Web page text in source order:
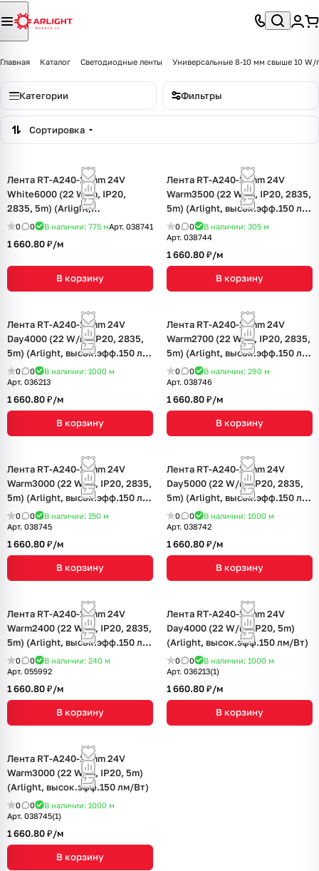
Главная Каталог Светодиодные ленты Универсальные 8-10 мм свыше 10 W/
Категории Фильтры
Сортировка
Лента RT-A240-10mm 24V
White6000 (22 W/m, IP20,
2835, 5m) (Arlight,
высок.эфф.150 лм/Вт)
0 0 В наличии: 775 мАрт. 038741
1 660.80 ₽/м
В корзину
Лента RT-A240-10mm 24V
Warm3500 (22 W/m, IP20, 2835,
5m) (Arlight, высок.эфф.150 лм/
Вт)
0 0 В наличии: 305 м
Арт. 038744
1 660.80 ₽/м
В корзину
Лента RT-A240-10mm 24V
Day4000 (22 W/m, IP20, 2835,
5m) (Arlight, высок.эфф.150 лм/
Вт)
0 0 В наличии: 1000 м
Арт. 036213
1 660.80 ₽/м
В корзину
Лента RT-A240-10mm 24V
Warm2700 (22 W/m, IP20, 2835,
5m) (Arlight, высок.эфф.150 лм/
Вт)
0 0 В наличии: 290 м
Арт. 038746
1 660.80 ₽/м
В корзину
Лента RT-A240-10mm 24V
Warm3000 (22 W/m, IP20, 2835,
5m) (Arlight, высок.эфф.150 лм/
Вт)
0 0 В наличии: 150 м
Арт. 038745
1 660.80 ₽/м
В корзину
Лента RT-A240-10mm 24V
Day5000 (22 W/m, IP20, 2835,
5m) (Arlight, высок.эфф.150 лм/
Вт)
0 0 В наличии: 1000 м
Арт. 038742
1 660.80 ₽/м
В корзину
Лента RT-A240-10mm 24V
Warm2400 (22 W/m, IP20, 2835,
5m) (Arlight, высок.эфф.150 лм/
Вт)
0 0 В наличии: 240 м
Арт. 055992
1 660.80 ₽/м
В корзину
Лента RT-A240-10mm 24V
Day4000 (22 W/m, IP20, 5m)
(Arlight, высок.эфф.150 лм/Вт)
0 0 В наличии: 1000 м
Арт. 036213(1)
1 660.80 ₽/м
В корзину
Лента RT-A240-10mm 24V
Warm3000 (22 W/m, IP20, 5m)
(Arlight, высок.эфф.150 лм/Вт)
0 0 В наличии: 1000 м
Арт. 038745(1)
1 660.80 ₽/м
В корзину